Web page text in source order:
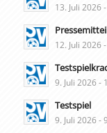
13. Juli 2026
12. Juli 2026
9. Juli 2026 -
Testspiel
9. Juli 2026 -